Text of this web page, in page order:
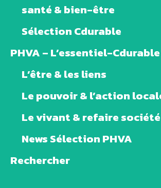
santé & bien-être
Sélection Cdurable
PHVA – L’essentiel-Cdurable
L’être & les liens
Le pouvoir & l’action
Le vivant & refaire société
News Sélection PHVA
Rechercher